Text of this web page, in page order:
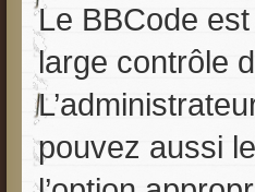
Le BBCode
large contrôle
pouvez aussi